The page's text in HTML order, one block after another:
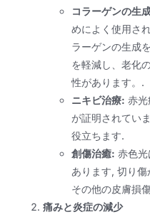
コラーゲンの生
めによく使用さ
ラーゲンの生成
を軽減し、老化
性があります。.
ニキビ治療: 赤光
が証明されてい
役立ちます.
創傷治癒: 赤色
あります, 切り
その他の皮膚損
痛みと炎症の減少